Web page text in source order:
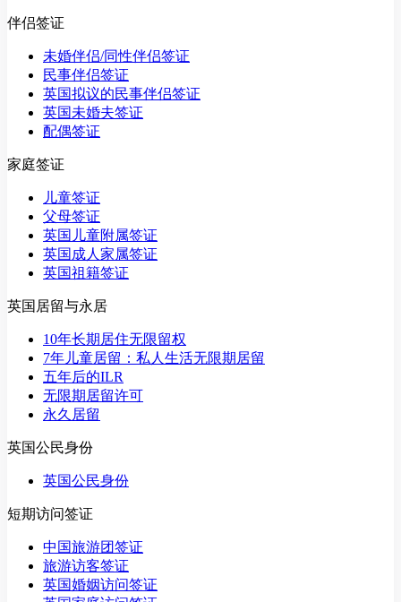
伴侣签证
未婚伴侣/同性伴侣签证
民事伴侣签证
英国拟议的民事伴侣签证
英国未婚夫签证
配偶签证
家庭签证
儿童签证
父母签证
英国儿童附属签证
英国成人家属签证
英国祖籍签证
英国居留与永居
10年长期居住无限留权
7年儿童居留：私人生活无限期居留
五年后的ILR
无限期居留许可
永久居留
英国公民身份
英国公民身份
短期访问签证
中国旅游团签证
旅游访客签证
英国婚姻访问签证